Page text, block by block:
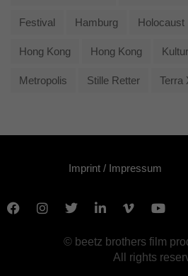
Festival Hamburg Holocaust
Hong Kong Hong Kong Kultur
Metropolis Stille Retter Terra
Imprint / Impressum
© beetz brothers film
All rights